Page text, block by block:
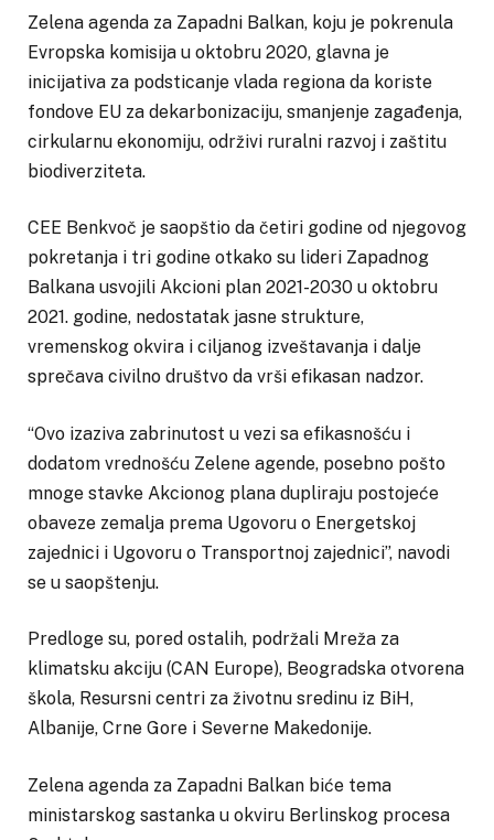
Zelena agenda za Zapadni Balkan, koju je pokrenula
Evropska komisija u oktobru 2020, glavna je
inicijativa za podsticanje vlada regiona da koriste
fondove EU za dekarbonizaciju, smanjenje zagađenja,
cirkularnu ekonomiju, održivi ruralni razvoj i zaštitu
biodiverziteta.
CEE Benkvoč je saopštio da četiri godine od njegovog
pokretanja i tri godine otkako su lideri Zapadnog
Balkana usvojili Akcioni plan 2021-2030 u oktobru
2021. godine, nedostatak jasne strukture,
vremenskog okvira i ciljanog izveštavanja i dalje
sprečava civilno društvo da vrši efikasan nadzor.
“Ovo izaziva zabrinutost u vezi sa efikasnošću i
dodatom vrednošću Zelene agende, posebno pošto
mnoge stavke Akcionog plana dupliraju postojeće
obaveze zemalja prema Ugovoru o Energetskoj
zajednici i Ugovoru o Transportnoj zajednici”, navodi
se u saopštenju.
Predloge su, pored ostalih, podržali Mreža za
klimatsku akciju (CAN Europe), Beogradska otvorena
škola, Resursni centri za životnu sredinu iz BiH,
Albanije, Crne Gore i Severne Makedonije.
Zelena agenda za Zapadni Balkan biće tema
ministarskog sastanka u okviru Berlinskog procesa